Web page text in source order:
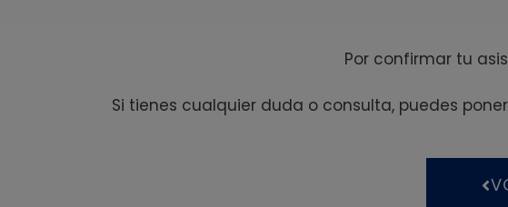
Por confirmar tu
Si tienes cualquier duda o consulta, puedes